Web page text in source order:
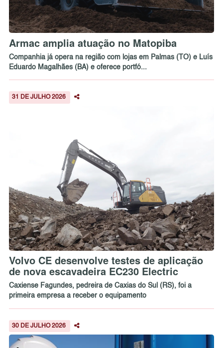
Armac amplia atuação no Matopiba
Companhia já opera na região com lojas em Palmas (TO) e Luís
Eduardo Magalhães (BA) e oferece portfó...
31 DE JULHO 2026
Volvo CE desenvolve testes de aplicação
de nova escavadeira EC230 Electric
Caxiense Fagundes, pedreira de Caxias do Sul (RS), foi a
primeira empresa a receber o equipamento
30 DE JULHO 2026